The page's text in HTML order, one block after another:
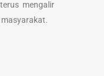
mengalir